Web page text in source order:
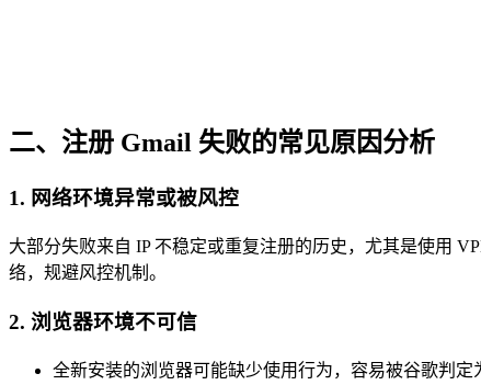
二、注册 Gmail 失败的常见原因分析
1. 网络环境异常或被风控
大部分失败来自 IP 不稳定或重复注册的历史，尤其是使用
络，规避风控机制。
2. 浏览器环境不可信
全新安装的浏览器可能缺少使用行为，容易被谷歌判定